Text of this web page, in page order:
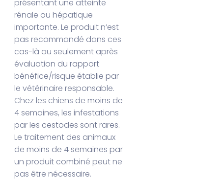
présentant une atteinte
rénale ou hépatique
importante. Le produit n’est
pas recommandé dans ces
cas-là ou seulement après
évaluation du rapport
bénéfice/risque établie par
le vétérinaire responsable.
Chez les chiens de moins de
4 semaines, les infestations
par les cestodes sont rares.
Le traitement des animaux
de moins de 4 semaines par
un produit combiné peut ne
pas être nécessaire.